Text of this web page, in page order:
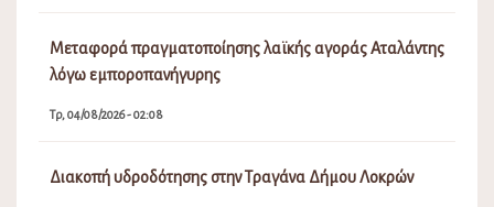
Μεταφορά πραγματοποίησης λαϊκής αγοράς Αταλάντης
λόγω εμποροπανήγυρης
Τρ, 04/08/2026 - 02:08
Διακοπή υδροδότησης στην Τραγάνα Δήμου Λοκρών